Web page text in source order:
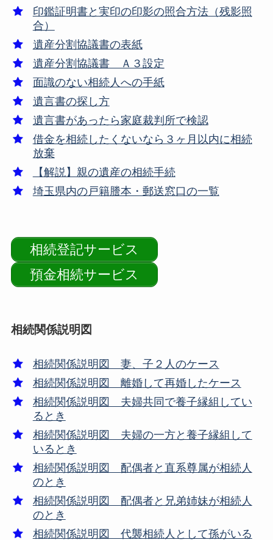
印鑑証明書と実印の印影の照合方法（残影照
合）
遺産分割協議書の表紙
遺産分割協議書 Ａ３設定
面識のない相続人への手紙
遺言書の探し方
遺言書があったら家庭裁判所で検認
借金を相続したくないなら３ヶ月以内に相続
放棄
【解説】親の遺産の相続手続
埼玉県内の戸籍謄本・郵送窓口の一覧
相続登記サービス
預金相続サービス
相続関係説明図
相続関係説明図 妻、子２人のケース
相続関係説明図 離婚して再婚したケース
相続関係説明図 夫婦共同で養子縁組してい
るとき
相続関係説明図 夫婦の一方と養子縁組して
いるとき
相続関係説明図 配偶者と直系尊属が相続人
のとき
相続関係説明図 配偶者と兄弟姉妹が相続人
のとき
相続関係説明図 代襲相続人として孫がいる